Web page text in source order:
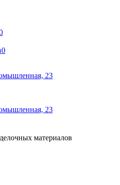
0
23
23
материалов